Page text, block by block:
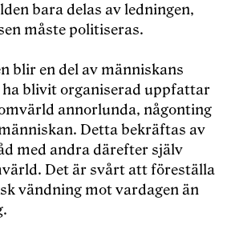
bara delas av ledningen,
måste politiseras.
blir en del av människans
blivit organiserad uppfattar
annorlunda, någonting
Detta bekräftas av
med andra därefter själv
Det är svårt att föreställa
vändning mot vardagen än